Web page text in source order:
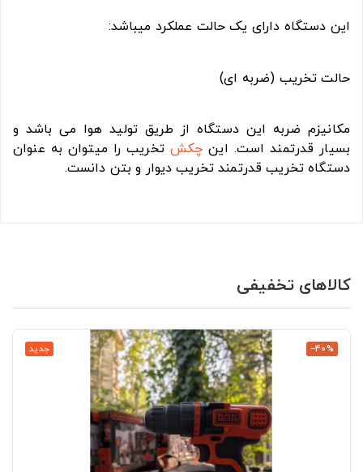
این دستگاه دارای یک حالت عملکرد میباشد:
حالت تخریب (ضربه ای)
مکانیزم ضربه این دستگاه از طریق تولید هوا می باشد و
بسیار قدرتمند است. این چکش تخریب را میتوان به عنوان
دستگاه تخریب قدرتمند تخریب دیوار و بتن دانست.
کالاهای تخفیفی
جدید ‎−40%